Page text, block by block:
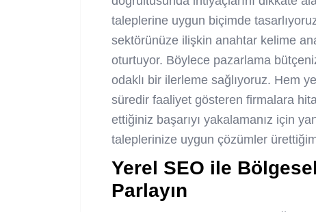
taleplerine uygun biçimde
sektörünüze ilişkin anahtar kelime
oturtuyor. Böylece pazarlama
odaklı bir ilerleme sağlıyoruz. Hem
süredir faaliyet gösteren firmalara
ettiğiniz başarıyı yakalamanız için
taleplerinize uygun çözümler
Yerel SEO ile
Parlayın